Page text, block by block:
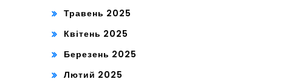
Травень 2025
Квітень 2025
Березень 2025
Лютий 2025